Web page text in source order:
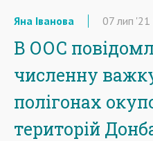
Яна Іванова 07 лип '21
В ООС
численну
полігонах
територій